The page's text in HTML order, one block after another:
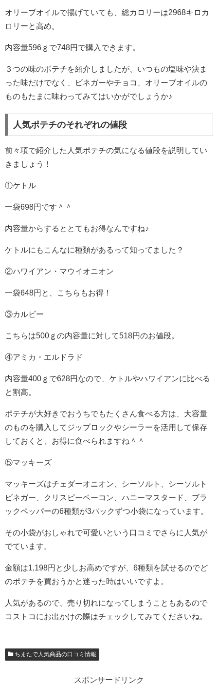
オリーブオイルで揚げていても、総カロリーは2968キロカ
ロリーと高め。
内容量596ｇで748円で購入できます。
３つの味のポテチを紹介しましたが、いつもの塩味や決ま
った味だけでなく、ビネガーやチョコ、オリーブオイルの
ものもたまに味わってみてはいかがでしょうか♪
人気ポテチのそれぞれの値段
前々項で紹介した人気ポテチの気になる値段を説明してい
きましょう！
①ケトル
一袋698円です＾＾
内容量からするととてもお得なんですね♪
ケトルにもこんなに種類があるって知ってました？
②ハワイアン・マウイオニオン
一袋648円と、こちらもお得！
③カルビー
こちらは500ｇの内容量に対して518円のお値段。
④アミカ・エルドラド
内容量400ｇで628円なので、ケトルやハワイアンに比べる
と割高。
ポテチが大好きでおうちでもたくさん食べる方は、大容量
のものを購入してジップロックやシーラーを活用して保存
しておくと、お得に食べられますね＾＾
⑤マッキーズ
マッキーズはチェダーオニオン、シーソルト、シーソルト
ビネガー、クリスピーベーコン、ハニーマスタード、ブラ
ックペッパーの6種類が3パックずつ小袋になっています。
その小袋がおしゃれで可愛いという口コミでさらに人気が
でています。
金額は1,198円と少しお高めですが、6種類を試せるのでど
のポテチを買おうかと迷った時はいいですよ。
人気があるので、売り切れになってしまうこともあるので
コストコにお出かけの際はチェックしてみてくださいね。
ちまたで人気商品の口コミ情報
スポンサードリンク